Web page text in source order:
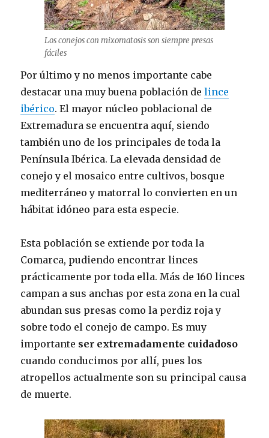
Los conejos con mixomatosis son siempre presas
fáciles
Por último y no menos importante cabe
destacar una muy buena población delince
ibérico. El mayor núcleo poblacional de
Extremadura se encuentra aquí, siendo
también uno de los principales de toda la
Península Ibérica. La elevada densidad de
conejo y el mosaico entre cultivos, bosque
mediterráneo y matorral lo convierten en un
hábitat idóneo para esta especie.
Esta población se extiende por toda la
Comarca, pudiendo encontrar linces
prácticamente por toda ella. Más de 160 linces
campan a sus anchas por esta zona en la cual
abundan sus presas como la perdiz roja y
sobre todo el conejo de campo. Es muy
importante ser extremadamente cuidadoso
cuando conducimos por allí, pues los
atropellos actualmente son su principal causa
de muerte.